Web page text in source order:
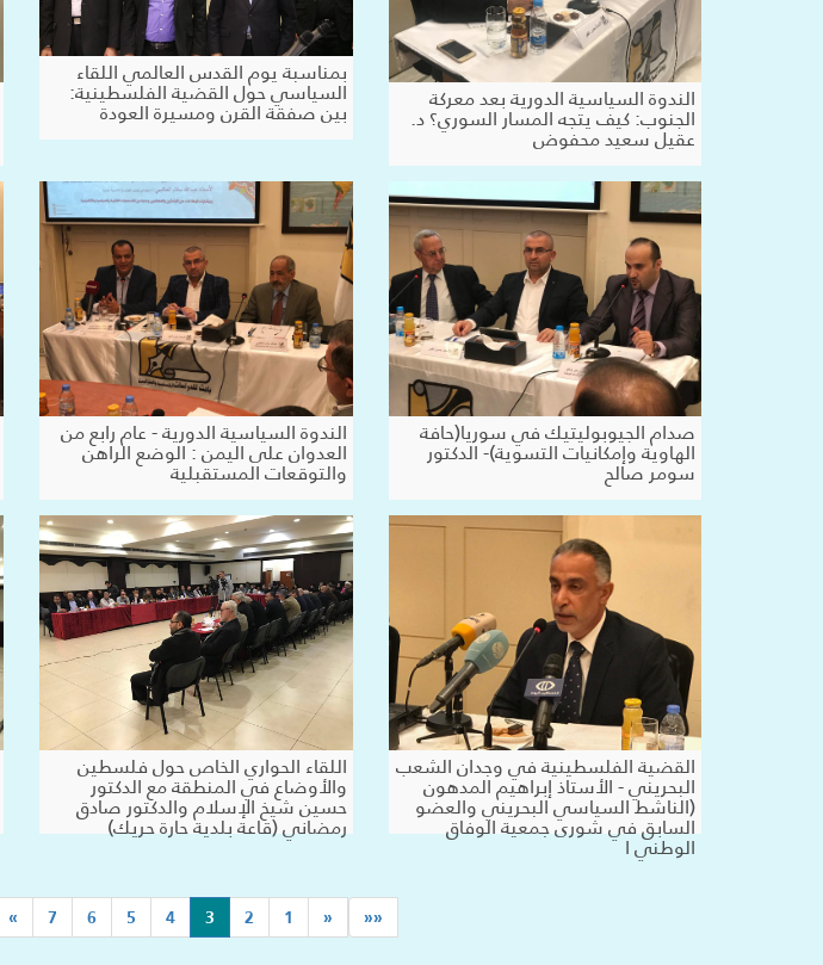
الندوة السياسية الدورية بعد معركة
الجنوب: كيف يتجه المسار السوري؟ د.
عقيل سعيد محفوض
بمناسبة يوم القدس العالمي اللقاء
السياسي حول القضية الفلسطينية:
بين صفقة القرن ومسيرة العودة
صدام الجيوبوليتيك في سوريا(حافة
الهاوية وإمكانيات التسوية)- الدكتور
سومر صالح
الندوة السياسية الدورية - عام رابع من
العدوان على اليمن : الوضع الراهن
والتوقعات المستقبلية
القضية الفلسطينية في وجدان الشعب
البحريني - الأستاذ إبراهيم المدهون
(الناشط السياسي البحريني والعضو
السابق في شورى جمعية الوفاق
الوطني ا
اللقاء الحواري الخاص حول فلسطين
والأوضاع في المنطقة مع الدكتور
حسين شيخ الإسلام والدكتور صادق
رمضاني (قاعة بلدية حارة حريك)
««
«
1
2
3
(current)
4
5
6
7
»